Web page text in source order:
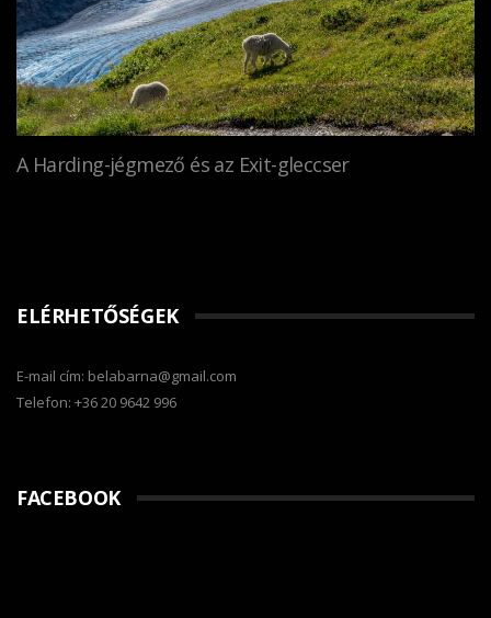
A Harding-jégmező és az Exit-gleccser
ELÉRHETŐSÉGEK
E-mail cím: belabarna@gmail.com
Telefon: +36 20 9642 996
FACEBOOK